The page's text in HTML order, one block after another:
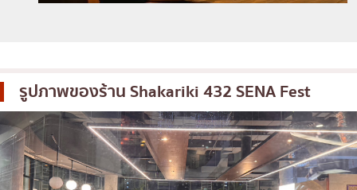
รูปภาพของร้านShakariki 432 SENA Fest